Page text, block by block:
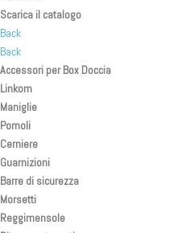
Scarica il catalogo
Back
Back
Accessori per Box Doccia
Linkom
Maniglie
Pomoli
Cerniere
Guarnizioni
Barre di sicurezza
Morsetti
Reggimensole